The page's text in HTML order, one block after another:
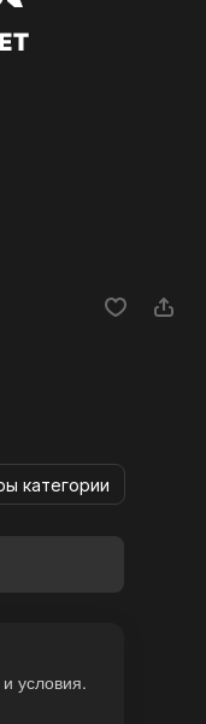
категории
условия.